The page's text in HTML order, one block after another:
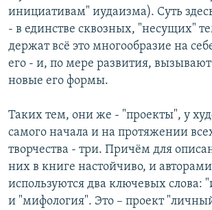
инициативам" иудаизма). Суть
- в единстве сквозных, "несущих"
держат всё это многообразие на
его - и, по мере развития,
новые его формы.
Таких тем, они же - "проекты", у
самого начала и на протяжении
творчества - три. Причём для
них в книге настойчиво, и
используются два ключевых слова:
и "мифология". Это – проект